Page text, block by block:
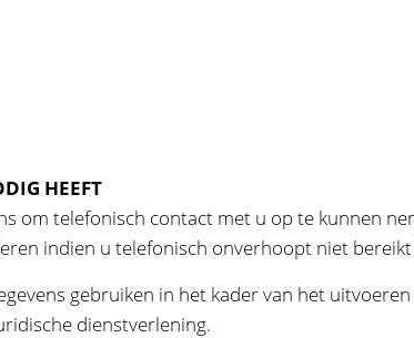
HEEFT
om telefonisch contact met u op te kunnen
indien u telefonisch onverhoopt niet
gebruiken in het kader van het
dienstverlening.